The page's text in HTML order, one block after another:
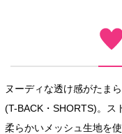
ヌーディな透け感がたま
(T-BACK・SHORTS)。ス
柔らかいメッシュ生地を